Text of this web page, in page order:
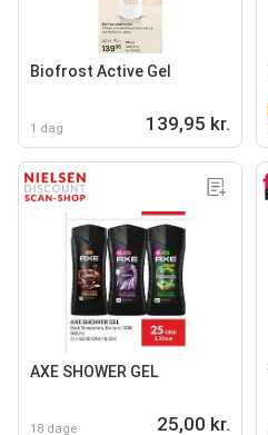
Biofrost Active Gel
1 dag 139,95 kr.
AXE SHOWER GEL
18 dage 25,00 kr.